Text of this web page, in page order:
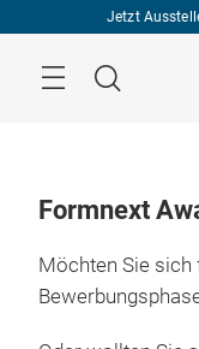
Jetzt
Suche
Formnext
Möchten Sie sich
17. –
Frankfurt am